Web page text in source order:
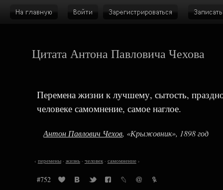
Цитата Антона Павловича Чехова
Перемена жизни к лучшему, сытость,
человеке самомнение, самое наглое.
Антон Павлович Чехов, «Крыжовник», 1898 год
‹ перемены· жизнь· человек· самомнение›
#752